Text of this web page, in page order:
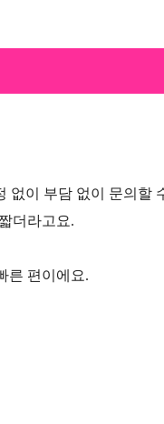
없이 부담 없이 문의할
더라고요.
른 편이에요.